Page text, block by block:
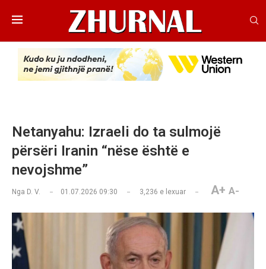
Netanyahu: Izraeli do ta sulmojë
përsëri Iranin “nëse është e
nevojshme”
Nga D. V. 01.07.2026 09:30 3,236 e lexuar A+ A-